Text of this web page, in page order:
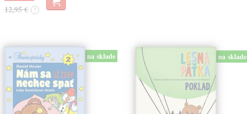
12,95 € ?
na sklade na sklade